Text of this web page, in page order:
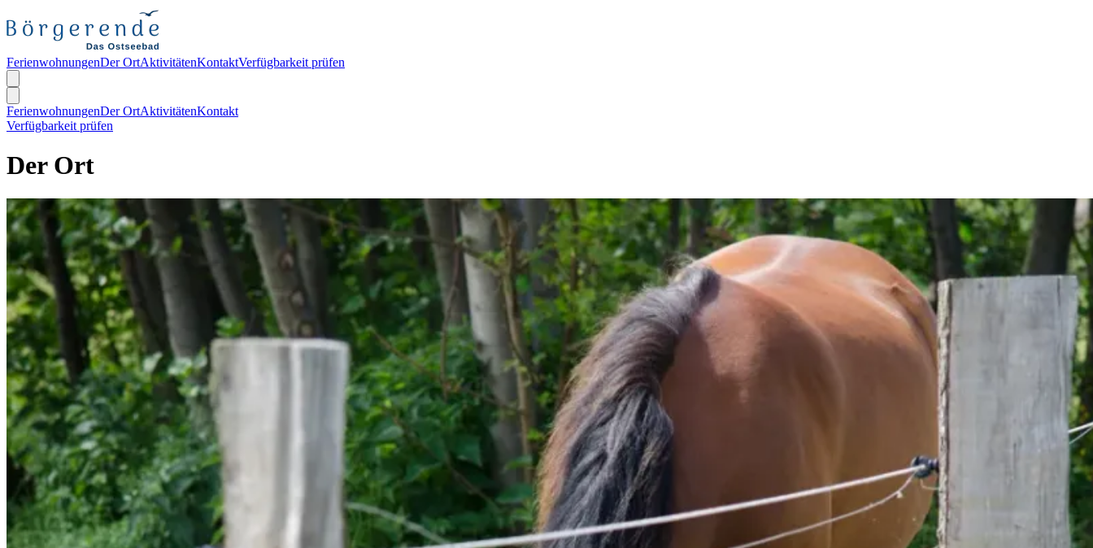
FerienwohnungenDer OrtAktivitätenKontaktVerfügbarkeit prüfen
FerienwohnungenDer OrtAktivitätenKontakt
Verfügbarkeit prüfen
Der Ort